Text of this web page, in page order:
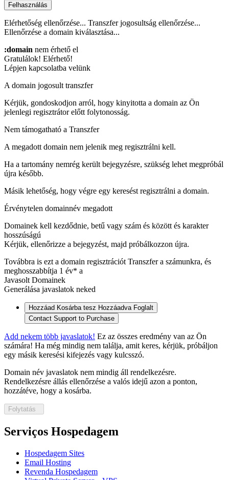
Felhasználás
Elérhetőség ellenőrzése... Transzfer jogosultság ellenőrzése...
Ellenőrzése a domain kiválasztása...
:domain nem érhető el
Gratulálok! Elérhető!
Lépjen kapcsolatba velünk
A domain jogosult transzfer
Kérjük, gondoskodjon arról, hogy kinyitotta a domain az Ön
jelenlegi regisztrátor előtt folytonosság.
Nem támogatható a Transzfer
A megadott domain nem jelenik meg regisztrálni kell.
Ha a tartomány nemrég került bejegyzésre, szükség lehet megpróbál
újra később.
Másik lehetőség, hogy végre egy keresést regisztrálni a domain.
Érvénytelen domainnév megadott
Domainek kell kezdődnie, betű vagy szám és között és karakter
hosszúságú
Kérjük, ellenőrizze a bejegyzést, majd próbálkozzon újra.
Továbbra is ezt a domain regisztrációt Transzfer a számunkra, és
meghosszabbítja 1 év* a
Javasolt Domainek
Generálása javaslatok neked
Hozzáad Kosárba tesz Hozzáadva Foglalt
Contact Support to Purchase
Add nekem több javaslatok! Ez az összes eredmény van az Ön
számára! Ha még mindig nem találja, amit keres, kérjük, próbáljon
egy másik keresési kifejezés vagy kulcsszó.
Domain név javaslatok nem mindig áll rendelkezésre.
Rendelkezésre állás ellenőrzése a valós idejű azon a ponton,
hozzátéve, hogy a kosárba.
Serviços Hospedagem
Hospedagem Sites
Email Hosting
Revenda Hospedagem